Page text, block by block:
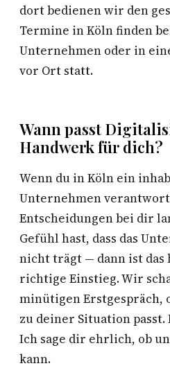
dort bedienen wir den
Termine in Köln finden
Unternehmen oder in
vor Ort statt.
Wann passt
Handwerk für dich?
Wenn du in Köln ein
Unternehmen
Entscheidungen bei dir
Gefühl hast, dass das
nicht trägt — dann ist das
richtige Einstieg. Wir
minütigen Erstgespräch,
zu deiner Situation
Ich sage dir ehrlich, ob
kann.